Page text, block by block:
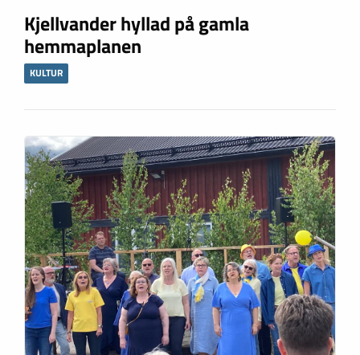
Kjellvander hyllad på gamla
hemmaplanen
KULTUR